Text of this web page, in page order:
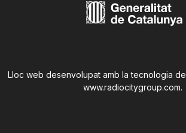
Lloc web desenvolupat amb la tecnologia de
www.radiocitygroup.com.